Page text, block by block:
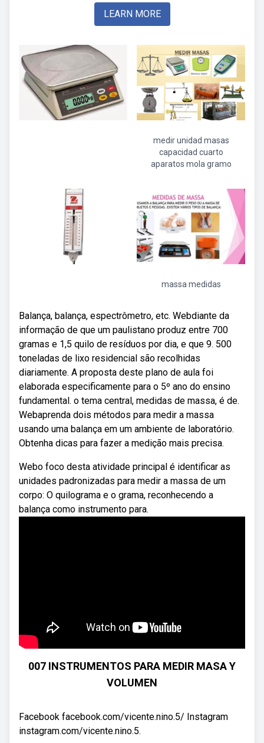
LEARN MORE
medir unidad masas
capacidad cuarto
aparatos mola gramo
massa medidas
Balança, balança, espectrômetro, etc. Webdiante da
informação de que um paulistano produz entre 700
gramas e 1,5 quilo de resíduos por dia, e que 9. 500
toneladas de lixo residencial são recolhidas
diariamente. A proposta deste plano de aula foi
elaborada especificamente para o 5º ano do ensino
fundamental. o tema central, medidas de massa, é de.
Webaprenda dois métodos para medir a massa
usando uma balança em um ambiente de laboratório.
Obtenha dicas para fazer a medição mais precisa.
Webo foco desta atividade principal é identificar as
unidades padronizadas para medir a massa de um
corpo: O quilograma e o grama, reconhecendo a
balança como instrumento para.
007 INSTRUMENTOS PARA MEDIR MASA Y
VOLUMEN
Facebook facebook.com/vicente.nino.5/ Instagram
instagram.com/vicente.nino.5.